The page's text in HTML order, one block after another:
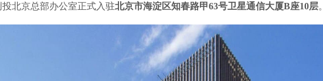
投北京总部办公室正式入驻北京市海淀区知春路甲63号卫星通信大厦B座10层。